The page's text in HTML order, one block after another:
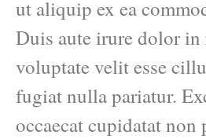
ut aliquip ex ea
Duis aute irure dolor in
voluptate velit esse
fugiat nulla pariatur.
occaecat cupidatat